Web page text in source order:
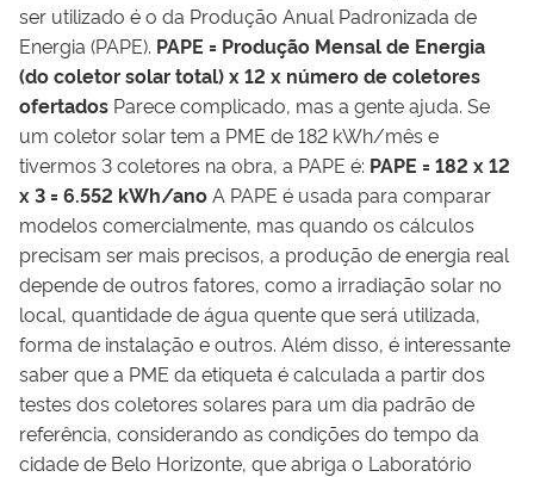
ser utilizado é o da Produção Anual Padronizada de
Energia (PAPE). PAPE = Produção Mensal de Energia
(do coletor solar total) x 12 x número de coletores
ofertados Parece complicado, mas a gente ajuda. Se
um coletor solar tem a PME de 182 kWh/mês e
tivermos 3 coletores na obra, a PAPE é: PAPE = 182 x 12
x 3 = 6.552 kWh/anoA PAPE é usada para comparar
modelos comercialmente, mas quando os cálculos
precisam ser mais precisos, a produção de energia real
depende de outros fatores, como a irradiação solar no
local, quantidade de água quente que será utilizada,
forma de instalação e outros. Além disso, é interessante
saber que a PME da etiqueta é calculada a partir dos
testes dos coletores solares para um dia padrão de
referência, considerando as condições do tempo da
cidade de Belo Horizonte, que abriga o Laboratório